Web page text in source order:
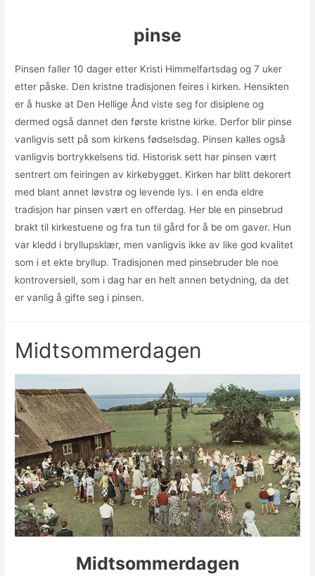
pinse
Pinsen faller 10 dager etter Kristi Himmelfartsdag og 7 uker
etter påske. Den kristne tradisjonen feires i kirken. Hensikten
er å huske at Den Hellige Ånd viste seg for disiplene og
dermed også dannet den første kristne kirke. Derfor blir pinse
vanligvis sett på som kirkens fødselsdag. Pinsen kalles også
vanligvis bortrykkelsens tid. Historisk sett har pinsen vært
sentrert om feiringen av kirkebygget. Kirken har blitt dekorert
med blant annet løvstrø og levende lys. I en enda eldre
tradisjon har pinsen vært en offerdag. Her ble en pinsebrud
brakt til kirkestuene og fra tun til gård for å be om gaver. Hun
var kledd i bryllupsklær, men vanligvis ikke av like god kvalitet
som i et ekte bryllup. Tradisjonen med pinsebruder ble noe
kontroversiell, som i dag har en helt annen betydning, da det
er vanlig å gifte seg i pinsen.
Midtsommerdagen
Midtsommerdagen